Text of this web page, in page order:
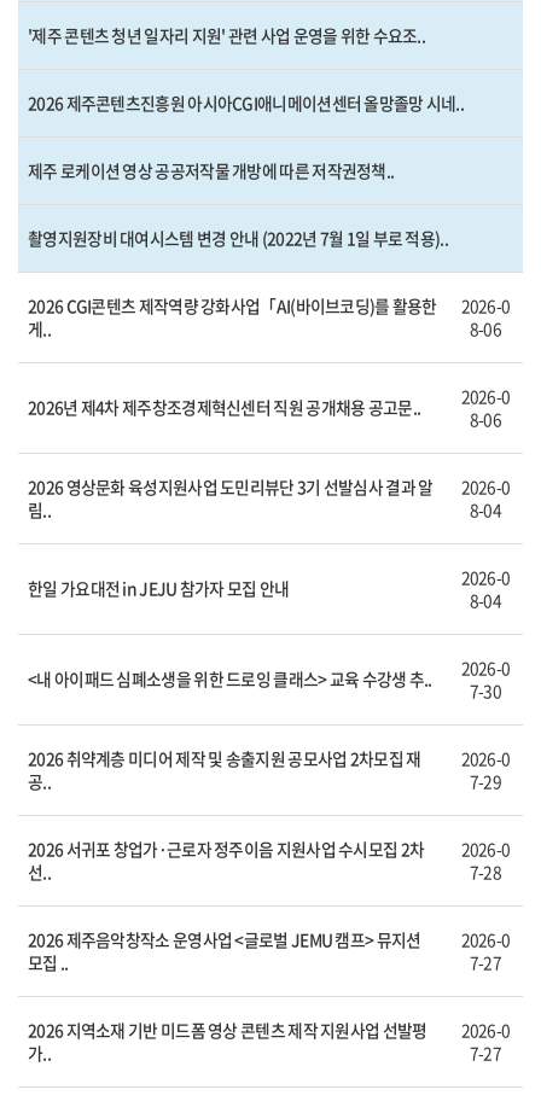
'제주 콘텐츠 청년 일자리 지원' 관련 사업 운영을 위한 수요조..
2026 제주콘텐츠진흥원 아시아CGI애니메이션센터 올망졸망 시네..
제주 로케이션 영상 공공저작물 개방에 따른 저작권정책..
촬영지원장비 대여시스템 변경 안내 (2022년 7월 1일 부로 적용)..
2026 CGI콘텐츠 제작역량 강화사업「AI(바이브코딩)를 활용한
게..
2026-0
8-06
2026년 제4차 제주창조경제혁신센터 직원 공개채용 공고문..
2026-0
8-06
2026 영상문화 육성지원사업 도민리뷰단 3기 선발심사 결과 알
림..
2026-0
8-04
한일 가요대전 in JEJU 참가자 모집 안내
2026-0
8-04
<내 아이패드 심폐소생을 위한 드로잉 클래스> 교육 수강생 추..
2026-0
7-30
2026 취약계층 미디어 제작 및 송출지원 공모사업 2차모집 재
공..
2026-0
7-29
2026 서귀포 창업가·근로자 정주이음 지원사업 수시모집 2차
선..
2026-0
7-28
2026 제주음악창작소 운영사업 <글로벌 JEMU 캠프> 뮤지션
모집 ..
2026-0
7-27
2026 지역소재 기반 미드폼 영상 콘텐츠 제작 지원사업 선발평
가..
2026-0
7-27